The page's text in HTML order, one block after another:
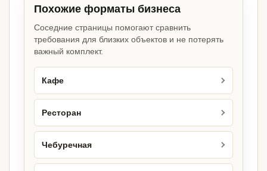
Похожие форматы бизнеса
Соседние страницы помогают сравнить
требования для близких объектов и не потерять
важный комплект.
Кафе
Ресторан
Чебуречная